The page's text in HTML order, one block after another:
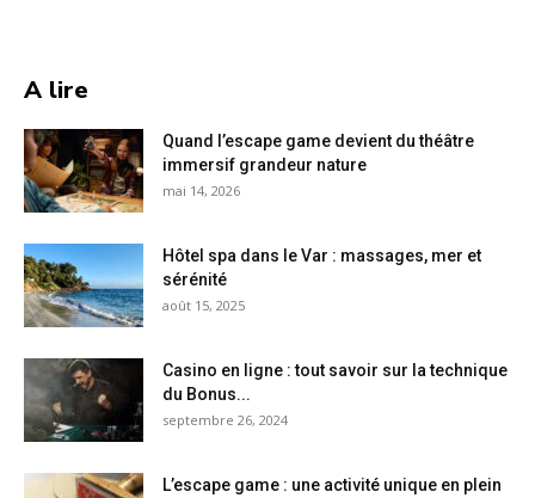
A lire
Quand l’escape game devient du théâtre
immersif grandeur nature
mai 14, 2026
Hôtel spa dans le Var : massages, mer et
sérénité
août 15, 2025
Casino en ligne : tout savoir sur la technique
du Bonus...
septembre 26, 2024
L’escape game : une activité unique en plein